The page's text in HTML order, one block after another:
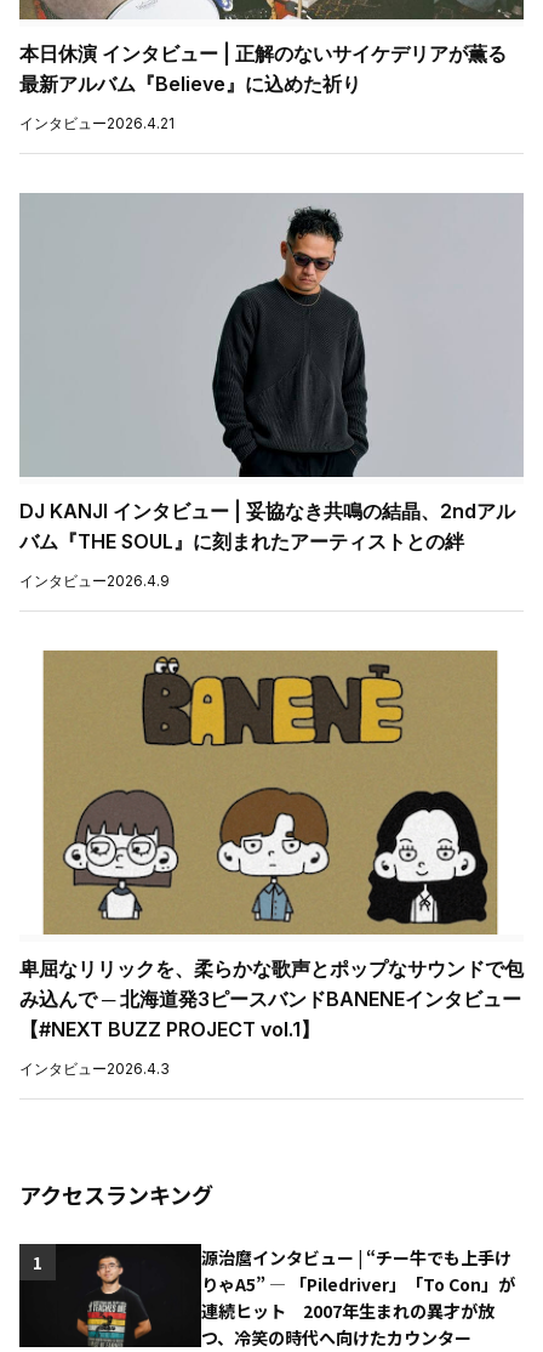
本日休演 インタビュー | 正解のないサイケデリアが薫る
最新アルバム『Believe』に込めた祈り
インタビュー2026.4.21
DJ KANJI インタビュー | 妥協なき共鳴の結晶、2ndアル
バム『THE SOUL』に刻まれたアーティストとの絆
インタビュー2026.4.9
卑屈なリリックを、柔らかな歌声とポップなサウンドで包
み込んで ─ 北海道発3ピースバンドBANENEインタビュー
【#NEXT BUZZ PROJECT vol.1】
インタビュー2026.4.3
アクセスランキング
源治麿インタビュー | “チー牛でも上手け
りゃA5” ― 「Piledriver」「To Con」が
連続ヒット 2007年生まれの異才が放
つ、冷笑の時代へ向けたカウンター
1